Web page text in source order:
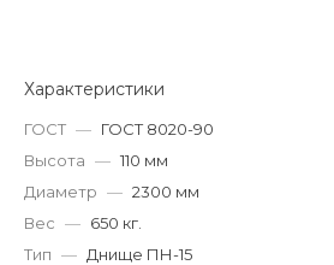
Характеристики
ГОСТ — ГОСТ 8020-90
Высота — 110 мм
Диаметр — 2300 мм
Вес — 650 кг.
Тип — Днище ПН-15